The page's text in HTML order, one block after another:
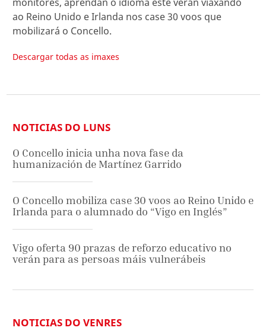
ao Reino Unido e Irlanda nos case 30 voos que
mobilizará o Concello.
Descargar todas as imaxes
NOTICIAS DO LUNS
O Concello inicia unha nova fase da
humanización de Martínez Garrido
O Concello mobiliza case 30 voos ao Reino Unido e
Irlanda para o alumnado do “Vigo en Inglés”
Vigo oferta 90 prazas de reforzo educativo no
verán para as persoas máis vulnerábeis
NOTICIAS DO VENRES